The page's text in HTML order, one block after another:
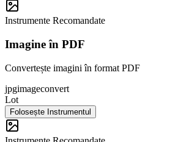
Instrumente Recomandate
Imagine în PDF
Convertește imagini în format PDF
jpgimageconvert
Lot
Folosește Instrumentul